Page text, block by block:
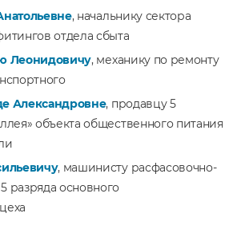
, начальнику сектора
отдела сбыта
Леонидовичу, механику по ремонту
Александровне, продавцу 5
объекта общественного питания
, машинисту расфасовочно-
разряда основного